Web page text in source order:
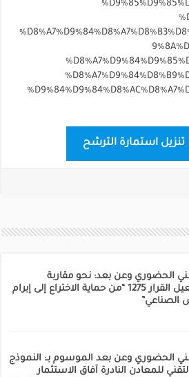
تنزيل استمارة الترشح
الحضوري وعن بعد: نحو مقاربة
تسويقية لتفعيل القرار 1275 “من حماية الاختراع إلى إبرام
الصناعي”
الحضوري وعن بعد الموسوم بـ: النموذج
للمعادن النادرة آفاق الاستثمار